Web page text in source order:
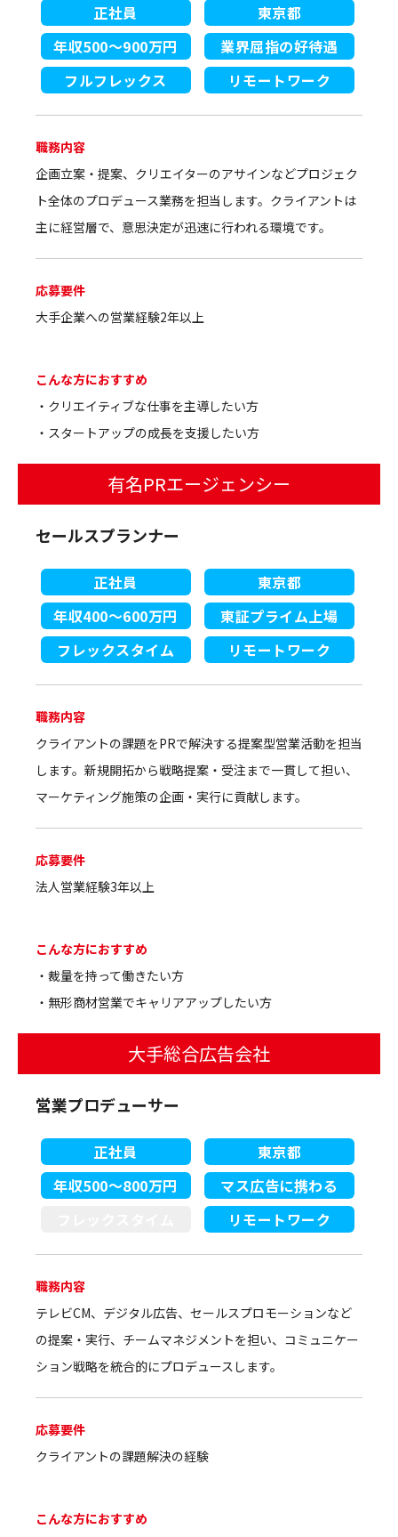
正社員
東京都
年収500～900万円
業界屈指の好待遇
フルフレックス
リモートワーク
職務内容
企画立案・提案、クリエイターのアサインなどプロジェク
ト全体のプロデュース業務を担当します。クライアントは
主に経営層で、意思決定が迅速に行われる環境です。
応募要件
大手企業への営業経験2年以上
こんな方におすすめ
・クリエイティブな仕事を主導したい方
・スタートアップの成長を支援したい方
有名PRエージェンシー
セールスプランナー
正社員
東京都
年収400～600万円
東証プライム上場
フレックスタイム
リモートワーク
職務内容
クライアントの課題をPRで解決する提案型営業活動を担当
します。新規開拓から戦略提案・受注まで一貫して担い、
マーケティング施策の企画・実行に貢献します。
応募要件
法人営業経験3年以上
こんな方におすすめ
・裁量を持って働きたい方
・無形商材営業でキャリアアップしたい方
大手総合広告会社
営業プロデューサー
正社員
東京都
年収500～800万円
マス広告に携わる
リモートワーク
職務内容
テレビCM、デジタル広告、セールスプロモーションなど
の提案・実行、チームマネジメントを担い、コミュニケー
ション戦略を統合的にプロデュースします。
応募要件
クライアントの課題解決の経験
こんな方におすすめ